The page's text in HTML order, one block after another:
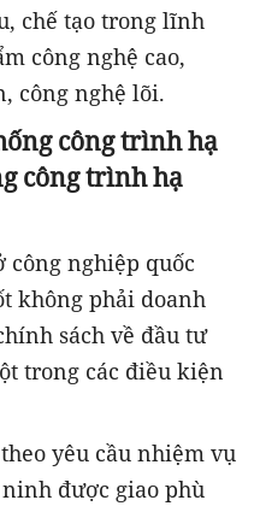
chế tạo trong lĩnh
công nghệ cao,
công nghệ lõi.
công trình hạ
công trình hạ
nghiệp quốc
không phải doanh
sách về đầu tư
trong các điều kiện
yêu cầu nhiệm vụ
được giao phù